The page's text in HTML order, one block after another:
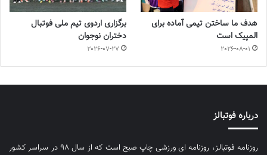
هدف ما ساختن تیمی آماده برای
المپیک است
2026-08-01
برگزاری اردوی تیم ملی فوتبال
دختران نوجوان
2026-07-27
درباره فوتبالز
روزنامه فوتبالز، روزنامه ای ورزشی چاپ صبح است که از سال ۹۸ در سراسر کشور